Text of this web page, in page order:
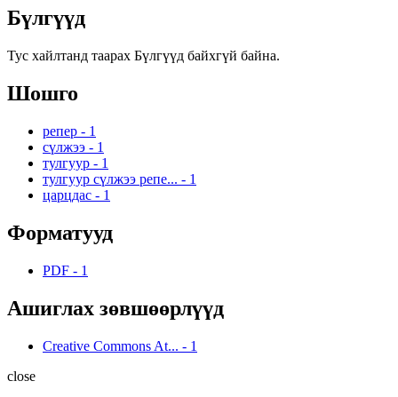
Бүлгүүд
Тус хайлтанд таарах Бүлгүүд байхгүй байна.
Шошго
репер - 1
сүлжээ - 1
тулгуур - 1
тулгуур сүлжээ репе... - 1
царцдас - 1
Форматууд
PDF - 1
Ашиглах зөвшөөрлүүд
Creative Commons At... - 1
close